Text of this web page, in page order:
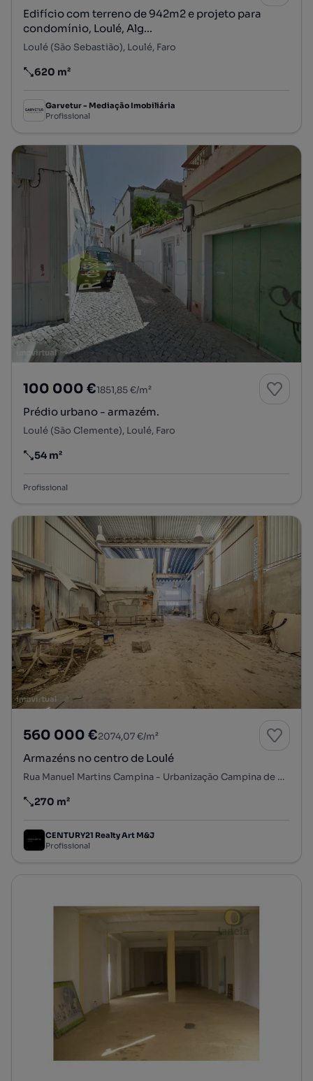
Edifício com terreno de 942m2 e projeto para
condomínio, Loulé, Alg...
Loulé (São Sebastião), Loulé, Faro
Preço por metro quadrado
620 m²
Garvetur - Mediação Imobiliária
Profissional
100 000 €1851,85 €/m²
Prédio urbano - armazém.
Loulé (São Clemente), Loulé, Faro
Preço por metro quadrado
54 m²
Profissional
560 000 €2074,07 €/m²
Armazéns no centro de Loulé
Rua Manuel Martins Campina - Urbanização Campina de Cima, Loulé (São Clemente), Loulé, Faro
Preço por metro quadrado
270 m²
CENTURY21 Realty Art M&J
Profissional